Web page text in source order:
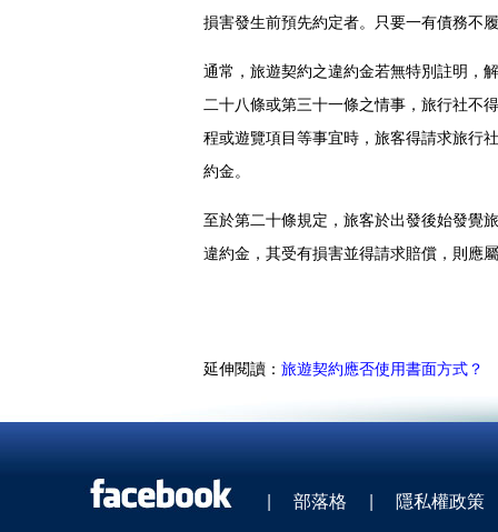
損害發生前預先約定者。只要一有債務
通常，旅遊契約之違約金若無特別註明，
二十八條或第三十一條之情事，旅行社不
程或遊覽項目等事宜時，旅客得請求旅行
約金。
至於第二十條規定，旅客於出發後始發覺
違約金，其受有損害並得請求賠償，則應
延伸閱讀： 旅遊契約應否使用書面方式？
| 部落格 | 隱私權政策